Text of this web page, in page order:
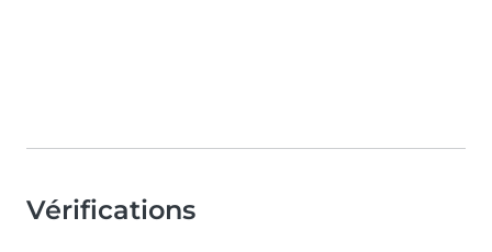
Vérifications